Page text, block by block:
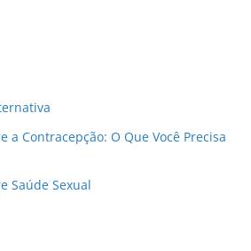
a Contracepção: O Que Você Precisa
Saúde Sexual